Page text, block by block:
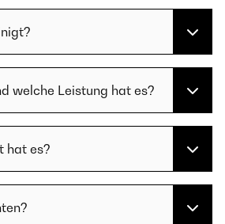
welche Leistung hat es?
hat es?